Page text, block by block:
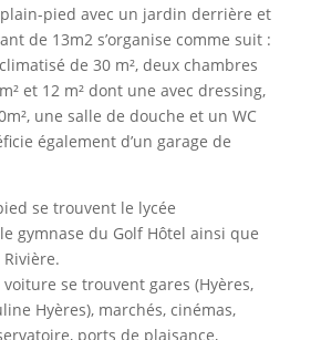
pied avec un jardin derrière et
de 13m2 s’organise comme suit :
de 30 m², deux chambres
et 12 m² dont une avec dressing,
une salle de douche et un WC
également d’un garage de
se trouvent le lycée
gymnase du Golf Hôtel ainsi que
se trouvent gares (Hyères,
Hyères), marchés, cinémas,
ports de plaisance,